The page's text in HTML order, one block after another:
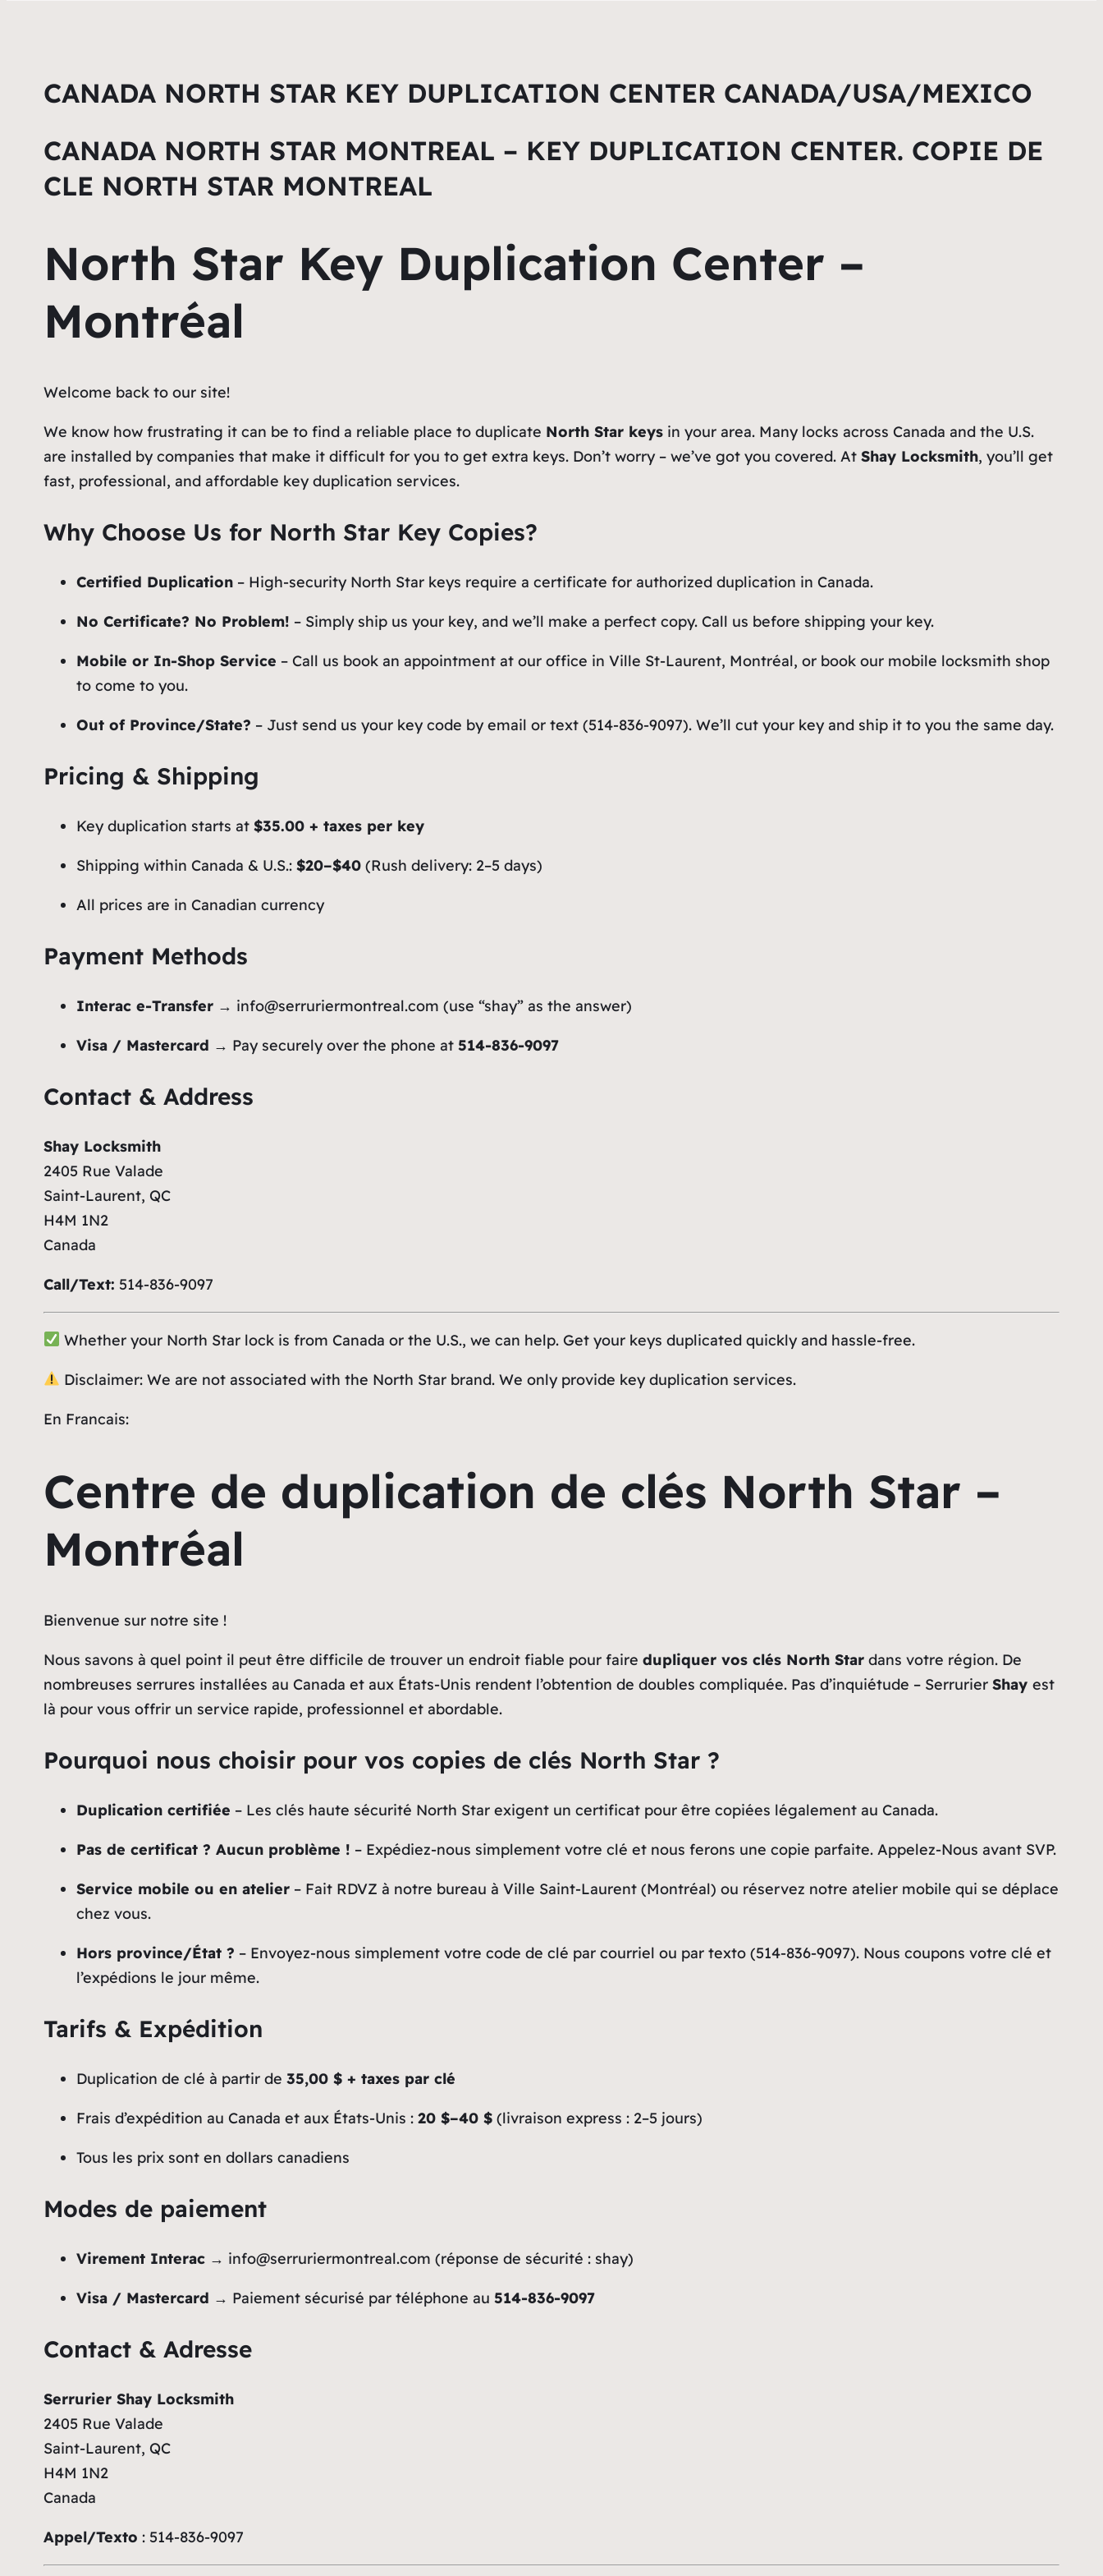
CANADA NORTH STAR KEY DUPLICATION CENTER CANADA/USA/MEXICO
CANADA NORTH STAR MONTREAL – KEY DUPLICATION CENTER. COPIE DE
CLE NORTH STAR MONTREAL
North Star Key Duplication Center –
Montréal
Welcome back to our site!
We know how frustrating it can be to find a reliable place to duplicate North Star keysin your area. Many locks across Canada and the U.S.
are installed by companies that make it difficult for you to get extra keys. Don’t worry – we’ve got you covered. At Shay Locksmith, you’ll get
fast, professional, and affordable key duplication services.
Why Choose Us for North Star Key Copies?
Certified Duplication– High-security North Star keys require a certificate for authorized duplication in Canada.
No Certificate? No Problem! – Simply ship us your key, and we’ll make a perfect copy. Call us before shipping your key.
Mobile or In-Shop Service – Call us book an appointment at our office in Ville St-Laurent, Montréal, or book our mobile locksmith shop
to come to you.
Out of Province/State? – Just send us your key code by email or text (514-836-9097). We’ll cut your key and ship it to you the same day.
Pricing & Shipping
Key duplication starts at $35.00 + taxes per key
Shipping within Canada & U.S.: $20–$40(Rush delivery: 2–5 days)
All prices are in Canadian currency
Payment Methods
Interac e-Transfer→ info@serruriermontreal.com (use “shay” as the answer)
Visa / Mastercard → Pay securely over the phone at 514-836-9097
Contact & Address
Shay Locksmith
2405 Rue Valade
Saint-Laurent, QC
H4M 1N2
Canada
Call/Text: 514-836-9097
Whether your North Star lock is from Canada or the U.S., we can help. Get your keys duplicated quickly and hassle-free.
Disclaimer: We are not associated with the North Star brand. We only provide key duplication services.
En Francais:
Centre de duplication de clés North Star –
Montréal
Bienvenue sur notre site !
Nous savons à quel point il peut être difficile de trouver un endroit fiable pour faire dupliquer vos clés North Stardans votre région. De
nombreuses serrures installées au Canada et aux États-Unis rendent l’obtention de doubles compliquée. Pas d’inquiétude – Serrurier Shay est
là pour vous offrir un service rapide, professionnel et abordable.
Pourquoi nous choisir pour vos copies de clés North Star ?
Duplication certifiée – Les clés haute sécurité North Star exigent un certificat pour être copiées légalement au Canada.
Pas de certificat ? Aucun problème ! – Expédiez-nous simplement votre clé et nous ferons une copie parfaite. Appelez-Nous avant SVP.
Service mobile ou en atelier– Fait RDVZ à notre bureau à Ville Saint-Laurent (Montréal) ou réservez notre atelier mobile qui se déplace
chez vous.
Hors province/État ? – Envoyez-nous simplement votre code de clé par courriel ou par texto (514-836-9097). Nous coupons votre clé et
l’expédions le jour même.
Tarifs & Expédition
Duplication de clé à partir de 35,00 $ + taxes par clé
Frais d’expédition au Canada et aux États-Unis : 20 $–40 $(livraison express : 2–5 jours)
Tous les prix sont en dollars canadiens
Modes de paiement
Virement Interac→ info@serruriermontreal.com (réponse de sécurité : shay)
Visa / Mastercard → Paiement sécurisé par téléphone au 514-836-9097
Contact & Adresse
Serrurier Shay Locksmith
2405 Rue Valade
Saint-Laurent, QC
H4M 1N2
Canada
Appel/Texto : 514-836-9097